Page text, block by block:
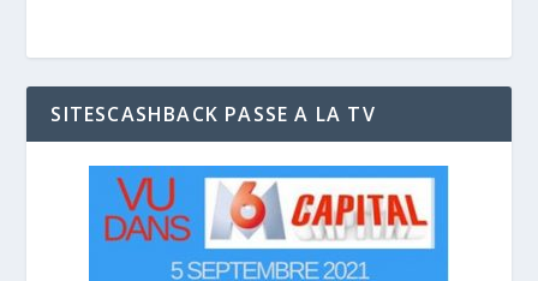
SITESCASHBACK PASSE A LA TV